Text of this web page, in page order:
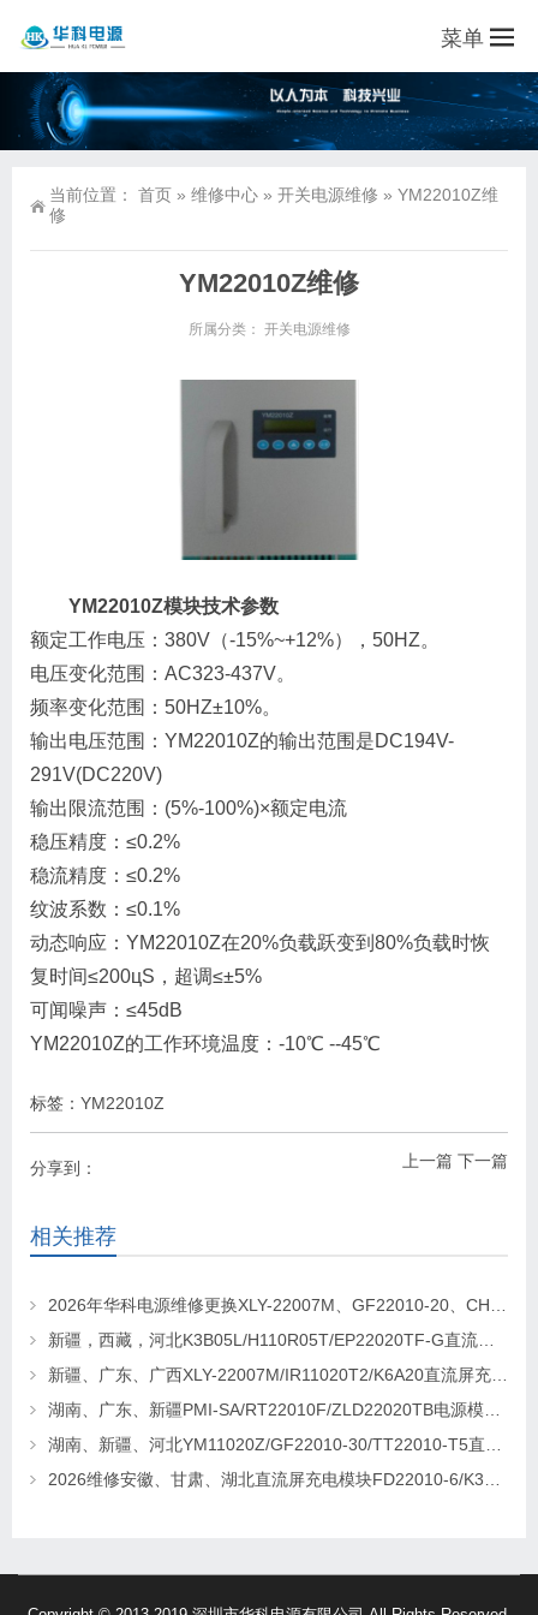
菜单
当前位置： 首页 » 维修中心 » 开关电源维修 » YM22010Z维
修
YM22010Z维修
所属分类： 开关电源维修
YM22010Z模块技术参数
额定工作电压：380V（-15%~+12%），50HZ。
电压变化范围：AC323-437V。
频率变化范围：50HZ±10%。
输出电压范围：YM22010Z的输出范围是DC194V-
291V(DC220V)
输出限流范围：(5%-100%)×额定电流
稳压精度：≤0.2%
稳流精度：≤0.2%
纹波系数：≤0.1%
动态响应：YM22010Z在20%负载跃变到80%负载时恢
复时间≤200цS，超调≤±5%
可闻噪声：≤45dB
YM22010Z的工作环境温度：-10℃ --45℃
标签： YM22010Z
上一篇 下一篇
分享到：
相关推荐
2026年华科电源维修更换XLY-22007M、GF22010-20、CHR-22020直流屏充电模块
新疆，西藏，河北K3B05L/H110R05T/EP22020TF-G直流屏充电模块维修更换
新疆、广东、广西XLY-22007M/IR11020T2/K6A20直流屏充电模块维修更换
湖南、广东、新疆PMI-SA/RT22010F/ZLD22020TB电源模块维修更换
湖南、新疆、河北YM11020Z/GF22010-30/TT22010-T5直流屏充电模块维修更换
2026维修安徽、甘肃、湖北直流屏充电模块FD22010-6/K3B20L/GF22010-10